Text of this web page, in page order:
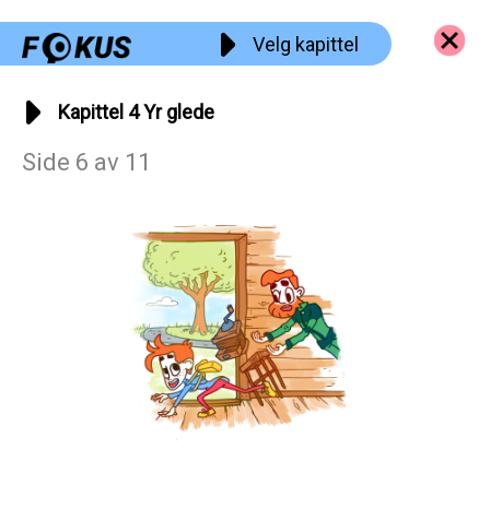
rett
til
innholdet
Velg kapittel
Kapittel 4 Yr glede
Side 6 av 11